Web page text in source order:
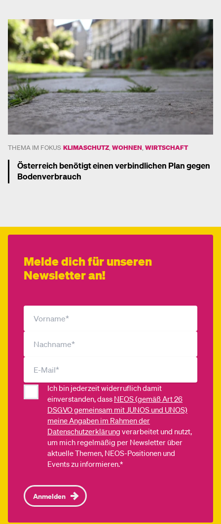
THEMA IM FOKUS KLIMASCHUTZ WOHNEN WIRTSCHAFT
Österreich benötigt einen verbindlichen Plan gegen
Bodenverbrauch
Melde dich für unseren
Newsletter an!
Ich bin jederzeit widerruflich damit
einverstanden, dass NEOS (gemäß Art 26
DSGVO gemeinsam mit JUNOS und UNOS)
meine Angaben im Rahmen der
Datenschutzerklärung verarbeitet und nutzt,
um mich regelmäßig per Newsletter über
aktuelle Themen, NEOS-Positionen und
Events zu informieren.*
Anmelden